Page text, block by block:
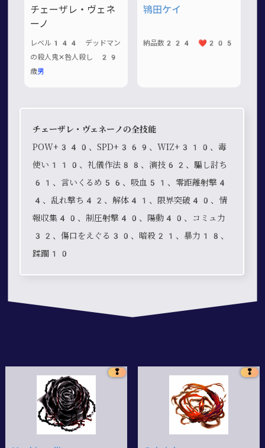
チェーザレ・ヴェネ
ーノ
レベル144 デッドマン
の殺人鬼✕咎人殺し 29
歳男
鴇田ケイ
納品数224 ❤️205
チェーザレ・ヴェネーノの全技能
POW+340、SPD+369、WIZ+310、毒
使い110、礼儀作法88、演技62、騙し討ち
61、言いくるめ56、吸血51、零距離射撃4
4、乱れ撃ち42、解体41、限界突破40、情
報収集40、制圧射撃40、陽動40、コミュ力
32、傷口をえぐる30、暗殺21、暴力18、
蹂躙10
❢ ❢